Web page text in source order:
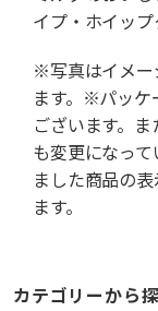
イプ・ホイップ
※写真はイメー
ます。※パッケ
ございます。
も変更になっ
ました商品の
ます。
カテゴリーから